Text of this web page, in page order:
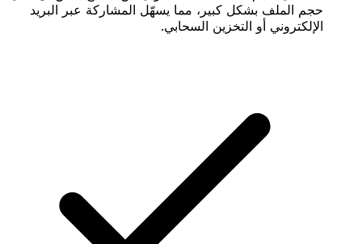
حجم الملف بشكل كبير، مما يسهّل المشاركة عبر البريد
الإلكتروني أو التخزين السحابي.